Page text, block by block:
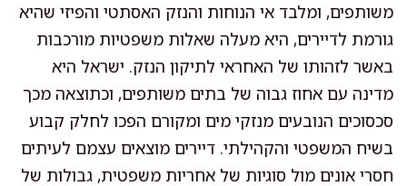
משותפים, ומלבד אי הנוחות והנזק האסתטי והפיזי שהיא
גורמת לדיירים, היא מעלה שאלות משפטיות מורכבות
באשר לזהותו של האחראי לתיקון הנזק. ישראל היא
מדינה עם אחוז גבוה של בתים משותפים, וכתוצאה מכך
סכסוכים הנובעים מנזקי מים ומקורם הפכו לחלק קבוע
בשיח המשפטי והקהילתי. דיירים מוצאים עצמם לעיתים
חסרי אונים מול סוגיות של אחריות משפטית, גבולות של